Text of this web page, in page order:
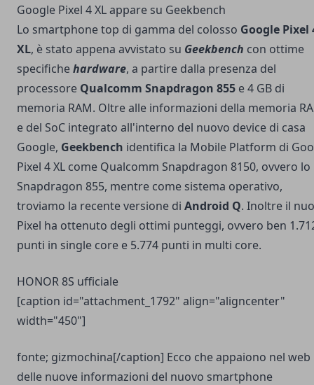
Google Pixel 4 XL appare su Geekbench
Lo smartphone top di gamma del colosso Google Pixel
XL, è stato appena avvistato su Geekbench con ottime
specifichehardware, a partire dalla presenza del
processore Qualcomm Snapdragon 855 e 4 GB di
memoria RAM. Oltre alle informazioni della memoria
e del SoC integrato all'interno del nuovo device di casa
Google, Geekbench identifica la Mobile Platform di
Pixel 4 XL come Qualcomm Snapdragon 8150, ovvero lo
Snapdragon 855, mentre come sistema operativo,
troviamo la recente versione di Android Q. Inoltre il
Pixel ha ottenuto degli ottimi punteggi, ovvero ben
punti in single core e 5.774 punti in multi core.
HONOR 8S ufficiale
[caption id="attachment_1792" align="aligncenter"
width="450"]
fonte; gizmochina[/caption] Ecco che appaiono nel web
delle nuove informazioni del nuovo smartphone